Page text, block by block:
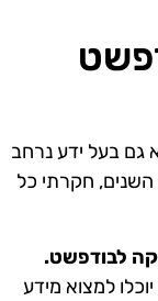
גם בעל ידע נרחב
חקרתי כל
לבודפשט.
למצוא מידע